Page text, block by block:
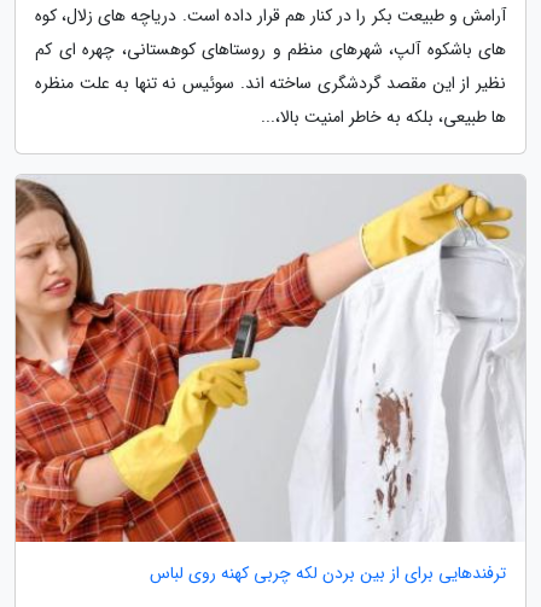
آرامش و طبیعت بکر را در کنار هم قرار داده است. دریاچه های زلال، کوه
های باشکوه آلپ، شهرهای منظم و روستاهای کوهستانی، چهره ای کم
نظیر از این مقصد گردشگری ساخته اند. سوئیس نه تنها به علت منظره
ها طبیعی، بلکه به خاطر امنیت بالا،...
ترفندهایی برای از بین بردن لکه چربی کهنه روی لباس